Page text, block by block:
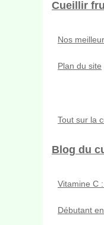
Cueillir
Nos
Plan du site
Tout sur la
Blog du
Vitamine C :
Débutant